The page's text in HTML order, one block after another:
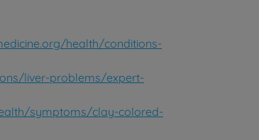
health/conditions-
liver-problems/expert-
symptoms/clay-colored-